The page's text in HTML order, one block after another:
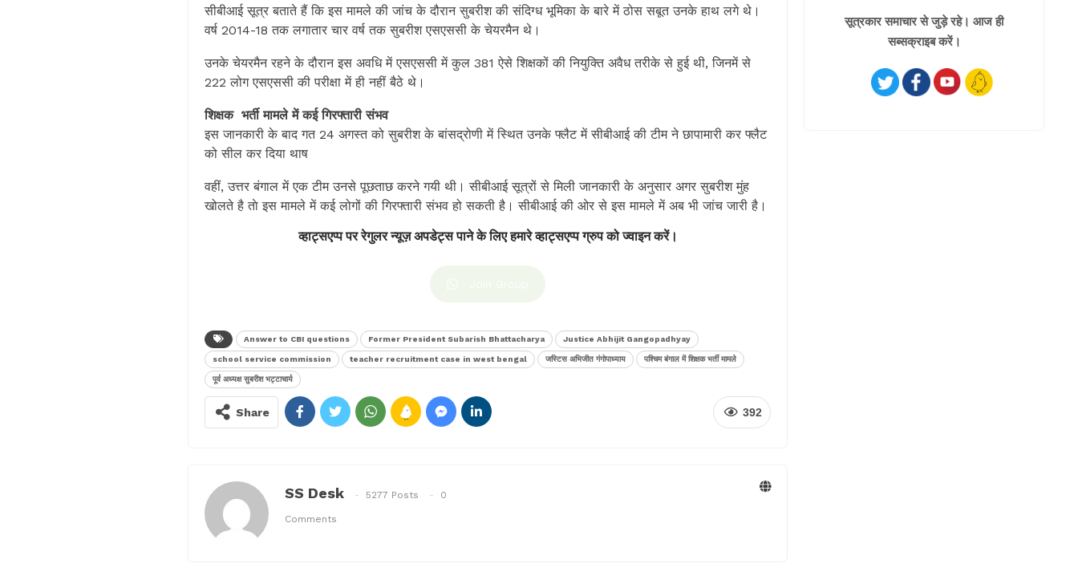
सीबीआई सूत्र बताते हैं कि इस मामले की जांच के दौरान सुबरीश की संदिग्ध भूमिका के बारे में ठोस सबूत उनके हाथ लगे थे।
वर्ष 2014-18 तक लगातार चार वर्ष तक सुबरीश एसएससी के चेयरमैन थे।
उनके चेयरमैन रहने के दौरान इस अवधि में एसएससी में कुल 381 ऐसे शिक्षकों की नियुक्ति अवैध तरीके से हुई थी, जिनमें से
222 लोग एसएससी की परीक्षा में ही नहीं बैठे थे।
शिक्षक भर्ती मामले में कई गिरफ्तारी संभव
इस जानकारी के बाद गत 24 अगस्त को सुबरीश के बांसद्रोणी में स्थित उनके फ्लैट में सीबीआई की टीम ने छापामारी कर फ्लैट
को सील कर दिया थाष
वहीं, उत्तर बंगाल में एक टीम उनसे पूछताछ करने गयी थी। सीबीआई सूत्रों से मिली जानकारी के अनुसार अगर सुबरीश मुंह
खोलते है ताे इस मामले में कई लोगों की गिरफ्तारी संभव हो सकती है। सीबीआई की ओर से इस मामले में अब भी जांच जारी है।
व्हाट्सएप्प पर रेगुलर न्यूज़ अपडेट्स पाने के लिए हमारे व्हाट्सएप्प ग्रुप को ज्वाइन करें।
Answer to CBI questions Former President Subarish Bhattacharya Justice Abhijit Gangopadhyay
school service commission teacher recruitment case in west bengal जस्टिस अभिजीत गंगोपाध्याय पश्चिम बंगाल में शिक्षक भर्ती मामले
पूर्व अध्यक्ष सुबरीश भट्टाचार्य
392
Share
SS Desk 5277 Posts 0
Comments
सूत्रकार समाचार से जुड़े रहे। आज ही
सब्सक्राइब करें।